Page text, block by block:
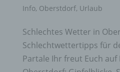
Info, Oberstdorf, Urlaub
Schlechtes Wetter in
Schlechtwettertipps für
Partale Ihr freut Euch